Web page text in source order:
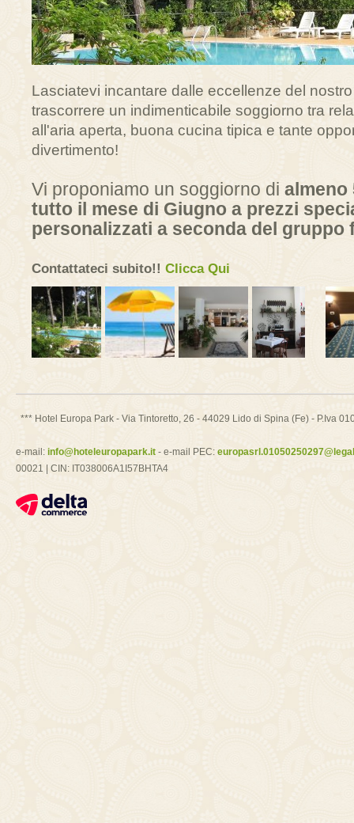
Lasciatevi incantare dalle eccellenze del
trascorrere un indimenticabile soggiorno tra
all'aria aperta, buona cucina tipica e tante
divertimento!
Vi proponiamo un soggiorno di almeno
tutto il mese di Giugno a prezzi
personalizzati a seconda del gruppo
Contattateci subito!! Clicca Qui
*** Hotel Europa Park - Via Tintoretto, 26 - 44029 Lido di Spina (Fe) - P.Iva
e-mail: info@hoteleuropapark.it - e-mail PEC:
00021 | CIN: IT038006A1I57BHTA4